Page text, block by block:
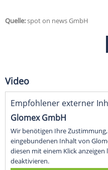
Quelle:spot on news GmbH
Video
Empfohlener externer
Glomex GmbH
Wir benötigen Ihre
eingebundenen Inhalt von
diesen mit einem Klick
deaktivieren.